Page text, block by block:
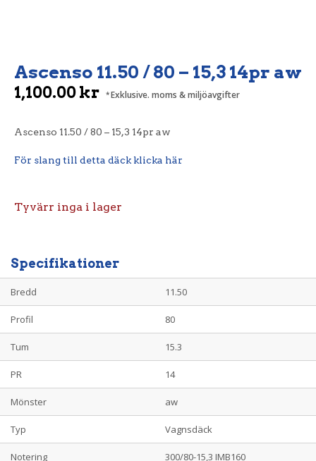
Ascenso 11.50 / 80 – 15,3 14pr aw
1,100.00kr Exklusive. moms & miljöavgifter
Ascenso 11.50 / 80 – 15,3 14pr aw
För slang till detta däck klicka här
Tyvärr inga i lager
Specifikationer
Bredd 11.50
Profil 80
Tum 15.3
PR 14
Mönster aw
Typ Vagnsdäck
Notering 300/80-15,3 IMB160